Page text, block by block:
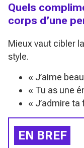
Quels
corps d’une
Mieux vaut cibler
style.
« J’aime
« Tu as une
« J’admire
EN BREF